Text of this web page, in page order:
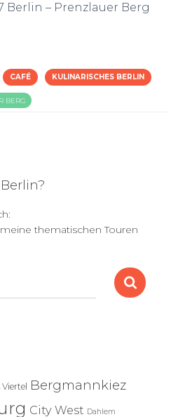
Berlin – Prenzlauer Berg
CAFÉ KULINARISCHES BERLIN
BERG
thematischen Touren
Bergmannkiez
City West Dahlem